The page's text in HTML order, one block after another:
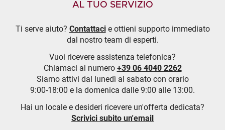
AL TUO SERVIZIO
Ti serve aiuto? Contattacie ottieni supporto immediato
dal nostro team di esperti.
Vuoi ricevere assistenza telefonica?
Chiamaci al numero +39 06 4040 2262
Siamo attivi dal lunedì al sabato con orario
9:00-18:00 e la domenica dalle 9:00 alle 13:00.
Hai un locale e desideri ricevere un'offerta dedicata?
Scrivici subito un'email